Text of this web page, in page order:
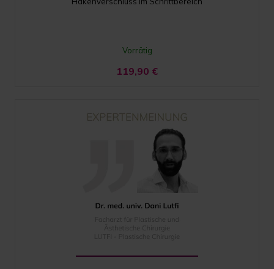
Vorrätig
119,90 €